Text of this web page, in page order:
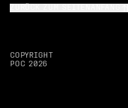
COPYRIGHT
POC 2026